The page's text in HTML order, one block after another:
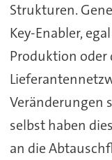
Strukturen.
Key-Enabler,
Produktion oder
Veränderungen
selbst haben
an die